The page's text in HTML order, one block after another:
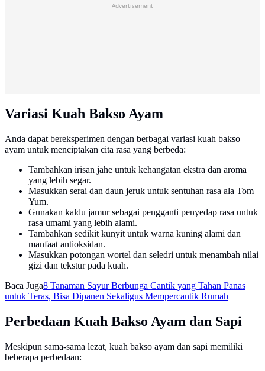
Advertisement
Variasi Kuah Bakso Ayam
Anda dapat bereksperimen dengan berbagai variasi kuah bakso
ayam untuk menciptakan cita rasa yang berbeda:
Tambahkan irisan jahe untuk kehangatan ekstra dan aroma
yang lebih segar.
Masukkan serai dan daun jeruk untuk sentuhan rasa ala Tom
Yum.
Gunakan kaldu jamur sebagai pengganti penyedap rasa untuk
rasa umami yang lebih alami.
Tambahkan sedikit kunyit untuk warna kuning alami dan
manfaat antioksidan.
Masukkan potongan wortel dan seledri untuk menambah nilai
gizi dan tekstur pada kuah.
Baca Juga8 Tanaman Sayur Berbunga Cantik yang Tahan Panas
untuk Teras, Bisa Dipanen Sekaligus Mempercantik Rumah
Perbedaan Kuah Bakso Ayam dan Sapi
Meskipun sama-sama lezat, kuah bakso ayam dan sapi memiliki
beberapa perbedaan: